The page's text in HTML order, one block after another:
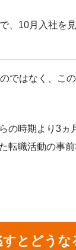
、10月入社を
ではなく、こ
の時期より3ヵ
転職活動の事
とどうな